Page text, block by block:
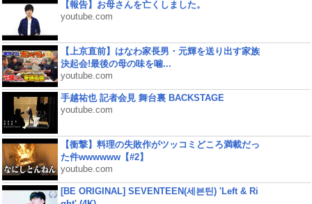
【報告】お母さんを亡くしました。
youtube.com
【上京直前】はなわ家長男・元輝を送り出す家族
決起会!最後の母の味を噛...
youtube.com
手越祐也 記者会見 舞台裏 BACKSTAGE
youtube.com
【衝撃】料理の失敗作がツッコミどころ満載だっ
た件wwwwww【#2】
youtube.com
[BE ORIGINAL] SEVENTEEN(세븐틴) 'Left & Ri